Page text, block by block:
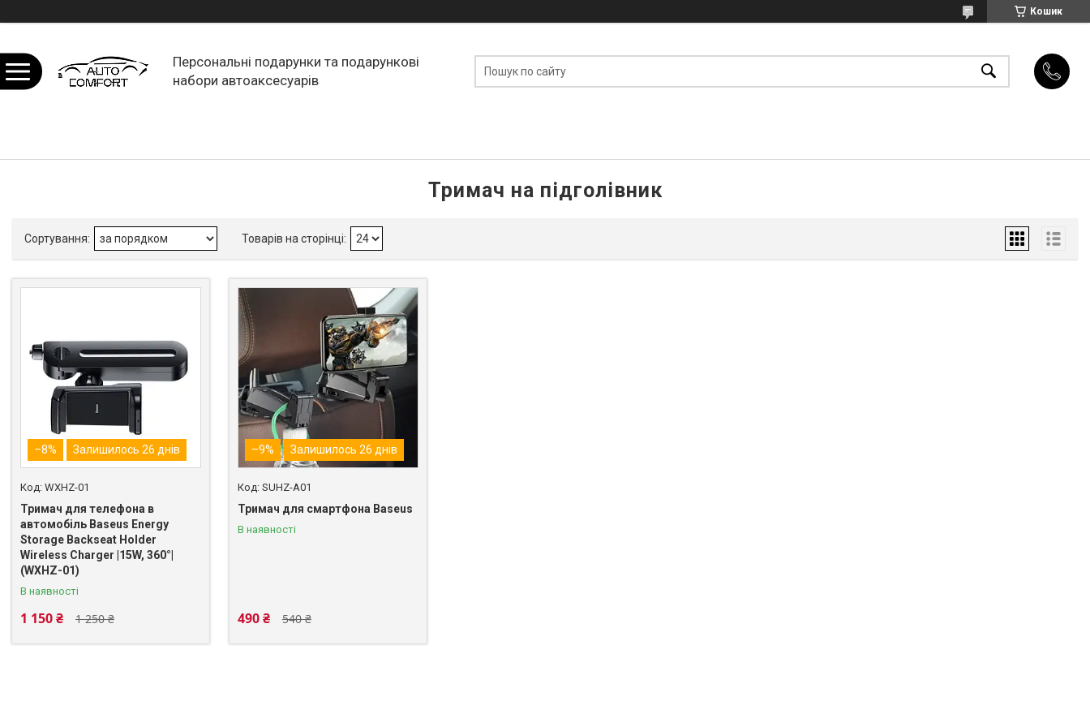
Кошик
Персональні подарунки та подарункові
набори автоаксесуарів
Тримач на підголівник
–8% Залишилось 26 днів
WXHZ-01
Тримач для телефона в
автомобіль Baseus Energy
Storage Backseat Holder
Wireless Charger |15W, 360°|
(WXHZ-01)
В наявності
1 250 ₴
1 150 ₴
–9% Залишилось 26 днів
SUHZ-A01
Тримач для смартфона Baseus
В наявності
540 ₴
490 ₴